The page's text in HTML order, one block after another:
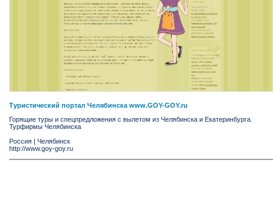
Туристический портал Челябинска www.GOY-GOY.ru
Горящие туры и спецпредложения с вылетом из Челябинска и Екатеринбурга.
Турфирмы Челябинска
Россия
Челябинск
http://www.goy-goy.ru